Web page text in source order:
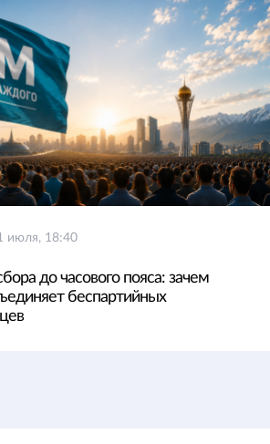
июля, 18:40
до часового пояса: зачем
беспартийных